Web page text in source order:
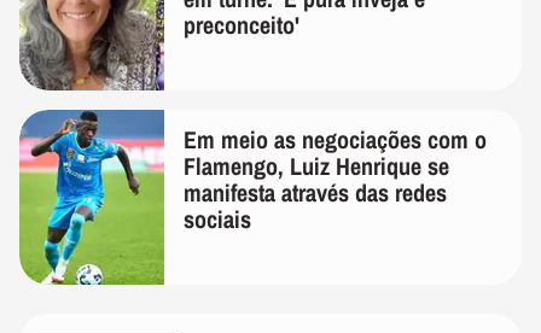
preconceito'
Em meio as negociações com o
Flamengo, Luiz Henrique se
manifesta através das redes
sociais